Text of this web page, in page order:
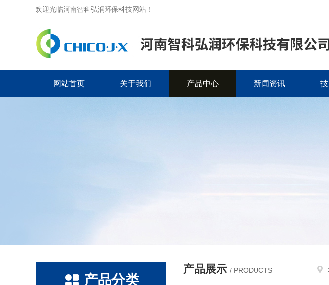
欢迎光临河南智科弘润环保科技网站！
网站首页 关于我们 产品中心 新闻资讯
产品分类
产品展示 / PRODUCTS